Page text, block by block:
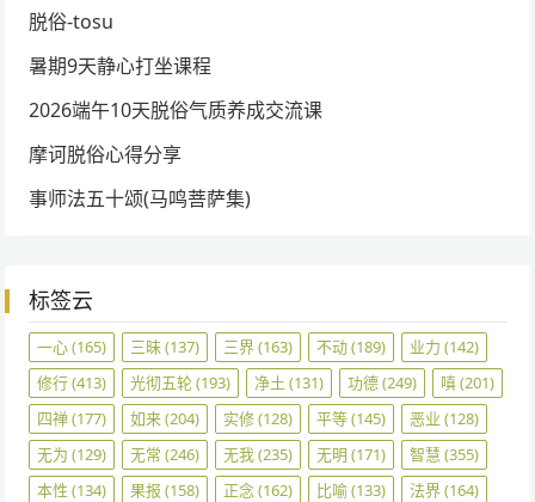
脱俗-tosu
暑期9天静心打坐课程
2026端午10天脱俗气质养成交流课
摩诃脱俗心得分享
事师法五十颂(马鸣菩萨集)
标签云
一心(165) 三昧(137) 三界(163) 不动(189) 业力 (142)
修行(413) 光彻五轮(193) 净土 (131) 功德(249) 嗔(201)
四禅(177) 如来(204) 实修(128) 平等(145) 恶业 (128)
无为 (129) 无常 (246) 无我(235) 无明 (171) 智慧 (355)
本性 (134) 果报 (158) 正念(162) 比喻(133) 法界(164)